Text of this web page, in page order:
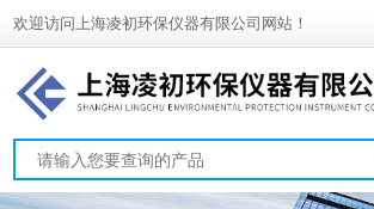
欢迎访问上海凌初环保仪器有限公司网站！